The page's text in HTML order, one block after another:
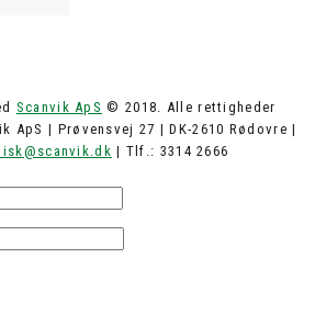
Scanvik ApS © 2018. Alle rettigheder
ApS | Prøvensvej 27 | DK-2610 Rødovre |
| Tlf.: 3314 2666